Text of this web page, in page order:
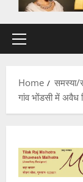
Primary
Home
समस्या/
गांव भोंडसी में अवैध